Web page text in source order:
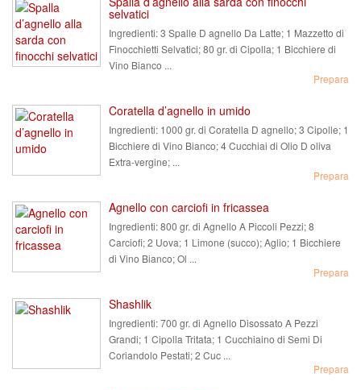
selvatici
Ingredienti:3 Spalle D agnello Da Latte; 1 Mazzetto di
Finocchietti Selvatici; 80 gr. di Cipolla; 1 Bicchiere di
Vino Bianco ...
Prepara
Coratella d’agnello in umido
Ingredienti: 1000 gr. di Coratella D agnello; 3 Cipolle; 1
Bicchiere di Vino Bianco; 4 Cucchiai di Olio D oliva
Extra-vergine; ...
Prepara
Agnello con carciofi in fricassea
Ingredienti:800 gr. di Agnello A Piccoli Pezzi; 8
Carciofi; 2 Uova; 1 Limone (succo); Aglio; 1 Bicchiere
di Vino Bianco; Ol ...
Prepara
Shashlik
Ingredienti:700 gr. di Agnello Disossato A Pezzi
Grandi; 1 Cipolla Tritata; 1 Cucchiaino di Semi Di
Coriandolo Pestati; 2 Cuc ...
Prepara